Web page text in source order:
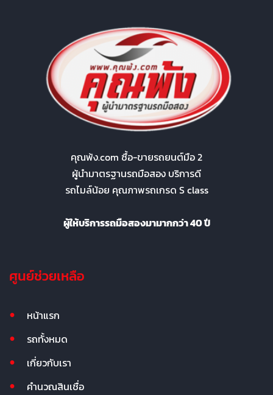
คุณพ้ง.com ซื้อ-ขายรถยนต์มือ 2
ผู้นำมาตรฐานรถมือสอง บริการดี
รถไมล์น้อย คุณภาพรถเกรด S class
ผู้ให้บริการรถมือสองมามากกว่า 40 ปี
ศูนย์ช่วยเหลือ
หน้าแรก
รถทั้งหมด
เกี่ยวกับเรา
คำนวณสินเชื่อ